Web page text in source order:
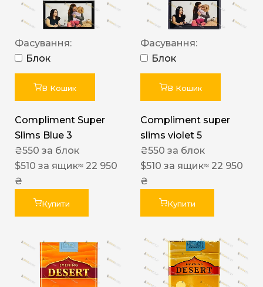
Фасування:
Блок
В Кошик
Compliment Super
Slims Blue 3
₴550 за блок
$510 за ящик≈ 22 950
₴
Купити
Фасування:
Блок
В Кошик
Compliment super
slims violet 5
₴550 за блок
$510 за ящик≈ 22 950
₴
Купити